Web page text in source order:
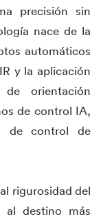
precisión sin
nace de la
automáticos
y la aplicación
orientación
de control IA,
de control de
rigurosidad del
al destino más